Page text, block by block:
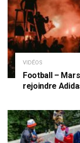
VIDÉOS
Football –
rejoindre